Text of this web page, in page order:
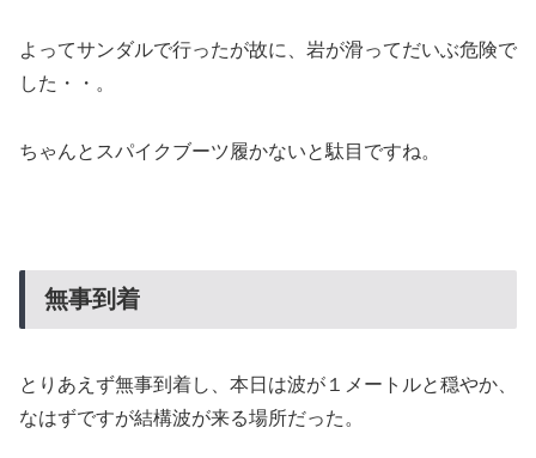
よってサンダルで行ったが故に、岩が滑ってだいぶ危険で
した・・。
ちゃんとスパイクブーツ履かないと駄目ですね。
無事到着
とりあえず無事到着し、本日は波が１メートルと穏やか、
なはずですが結構波が来る場所だった。